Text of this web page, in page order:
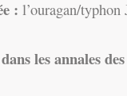
: l’ouragan/typhon
les annales